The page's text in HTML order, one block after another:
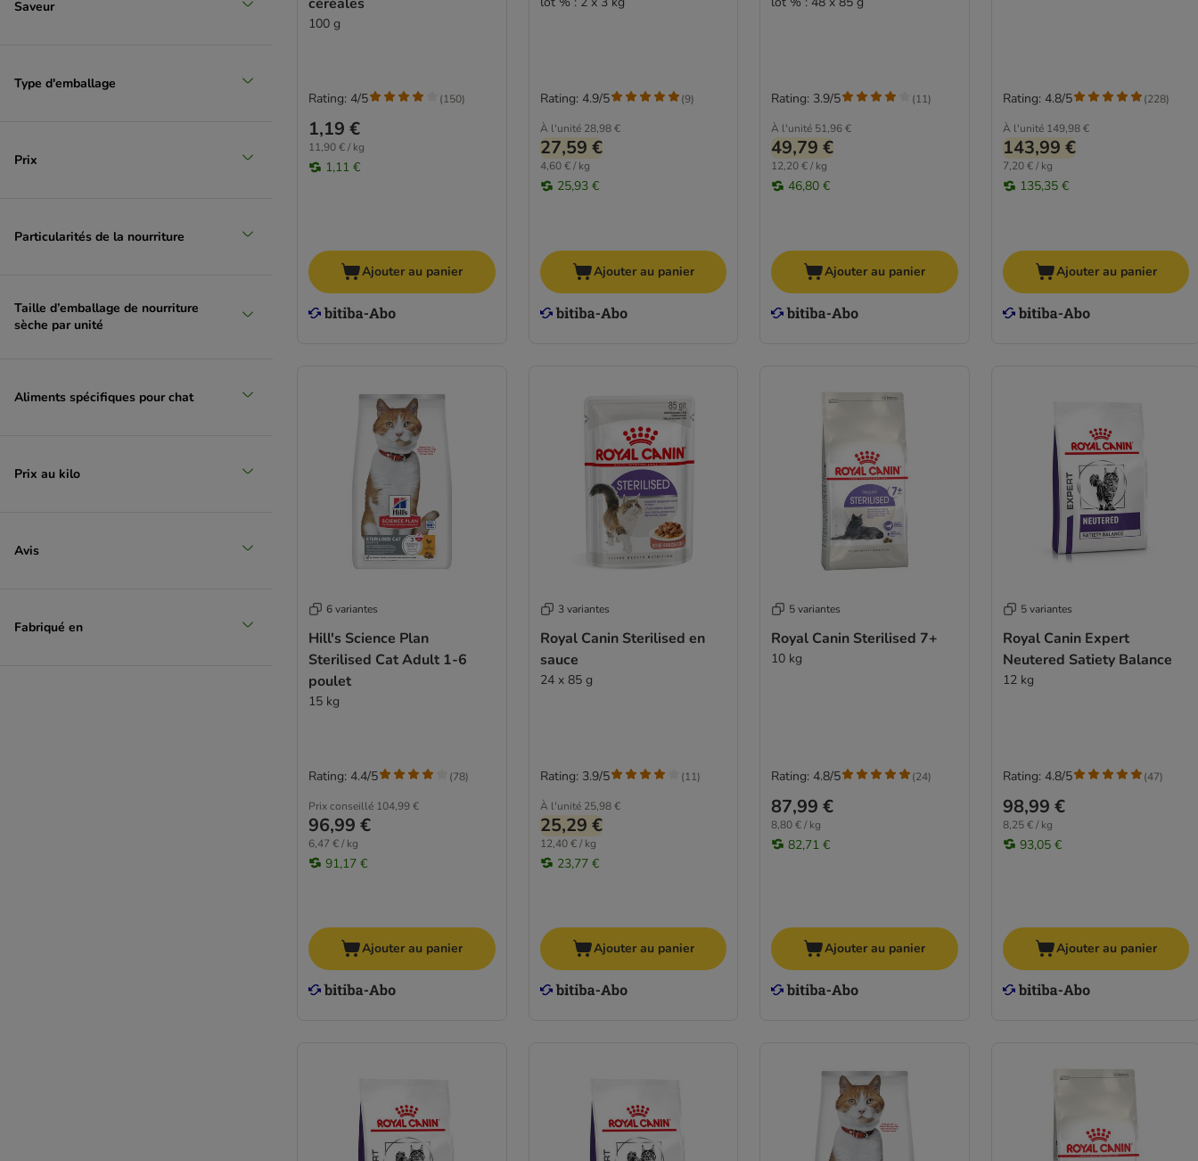
Saveur
Type d'emballage
Prix
Particularités de la nourriture
Taille d’emballage de nourriture
sèche par unité
Aliments spécifiques pour chat
Prix au kilo
Avis
Fabriqué en
100 g
1,19 €
11,90 € / kg
1,11 €
Rating: 4/5 (150)
Ajouter au panier
À l'unité 28,98 €
27,59 €
4,60 € / kg
25,93 €
Rating: 4.9/5 (9)
Ajouter au panier
À l'unité 51,96 €
49,79 €
12,20 € / kg
46,80 €
Rating: 3.9/5 (11)
Ajouter au panier
À l'unité 149,98 €
143,99 €
7,20 € / kg
135,35 €
Rating: 4.8/5 (228)
Ajouter au panier
6 variantes
Hill's Science Plan
Sterilised Cat Adult 1-6
poulet
15 kg
Prix conseillé 104,99 €
96,99 €
6,47 € / kg
91,17 €
Rating: 4.4/5 (78)
Ajouter au panier
3 variantes
Royal Canin Sterilised en
sauce
24 x 85 g
À l'unité 25,98 €
25,29 €
12,40 € / kg
23,77 €
Rating: 3.9/5 (11)
Ajouter au panier
5 variantes
Royal Canin Sterilised 7+
10 kg
87,99 €
8,80 € / kg
82,71 €
Rating: 4.8/5 (24)
Ajouter au panier
5 variantes
Royal Canin Expert
Neutered Satiety Balance
12 kg
98,99 €
8,25 € / kg
93,05 €
Rating: 4.8/5 (47)
Ajouter au panier